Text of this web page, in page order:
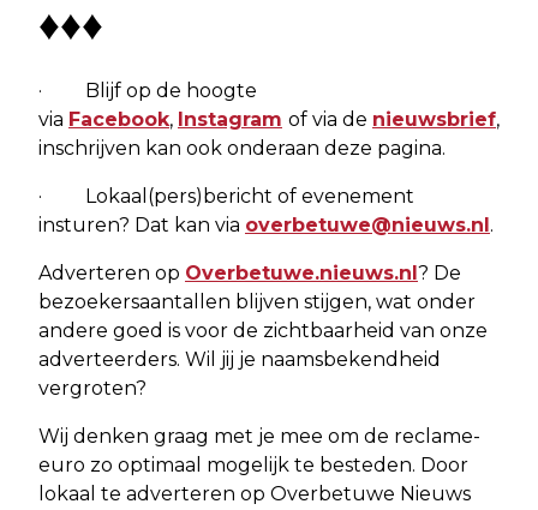
♦♦♦
· Blijf op de hoogte
via Facebook, Instagram of via de nieuwsbrief,
inschrijven kan ook onderaan deze pagina.
· Lokaal(pers)bericht of evenement
insturen? Dat kan via overbetuwe@nieuws.nl .
Adverteren op Overbetuwe.nieuws.nl ? De
bezoekersaantallen blijven stijgen, wat onder
andere goed is voor de zichtbaarheid van onze
adverteerders. Wil jij je naamsbekendheid
vergroten?
Wij denken graag met je mee om de reclame-
euro zo optimaal mogelijk te besteden. Door
lokaal te adverteren op Overbetuwe Nieuws